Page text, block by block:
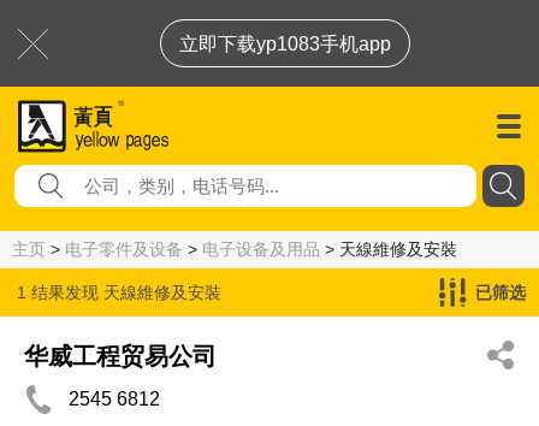
立即下载yp1083手机app
主页 > 电子零件及设备 > 电子设备及用品 > 天線維修及安裝
1 结果发现 天線維修及安裝 已筛选
华威工程贸易公司
2545 6812